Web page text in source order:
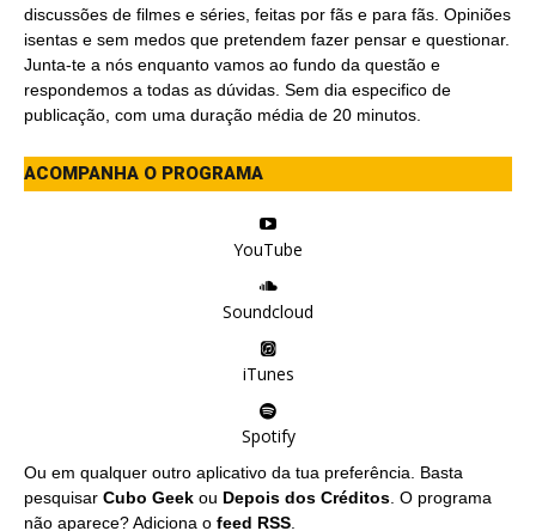
discussões de filmes e séries, feitas por fãs e para fãs. Opiniões
isentas e sem medos que pretendem fazer pensar e questionar.
Junta-te a nós enquanto vamos ao fundo da questão e
respondemos a todas as dúvidas. Sem dia especifico de
publicação, com uma duração média de 20 minutos.
ACOMPANHA O PROGRAMA
YouTube
Soundcloud
iTunes
Spotify
Ou em qualquer outro aplicativo da tua preferência. Basta
pesquisar Cubo Geek ou Depois dos Créditos . O programa
não aparece? Adiciona o feed RSS